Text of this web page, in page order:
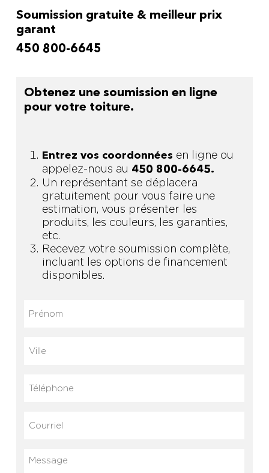
Soumission gratuite & meilleur prix
garant
450 800-6645
Obtenez une soumission en ligne
pour votre toiture.
Entrez vos coordonnées en ligne ou
appelez-nous au 450 800-6645.
Un représentant se déplacera
gratuitement pour vous faire une
estimation, vous présenter les
produits, les couleurs, les garanties,
etc.
Recevez votre soumission complète,
incluant les options de financement
disponibles.
Message